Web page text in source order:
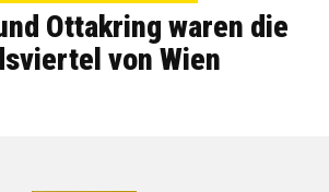
Ottakring waren die
von Wien